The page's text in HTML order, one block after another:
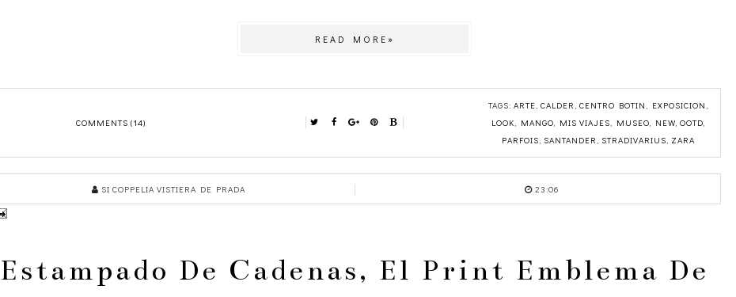
READ MORE»
COMMENTS (14)
TAGS: ARTE CALDER CENTRO BOTIN EXPOSICION
LOOK
MANGO MIS VIAJES MUSEO NEW OOTD
PARFOIS SANTANDER STRADIVARIUS ZARA
SI COPPELIA VISTIERA DE PRADA 23:06
Estampado De Cadenas, El Print Emblema De